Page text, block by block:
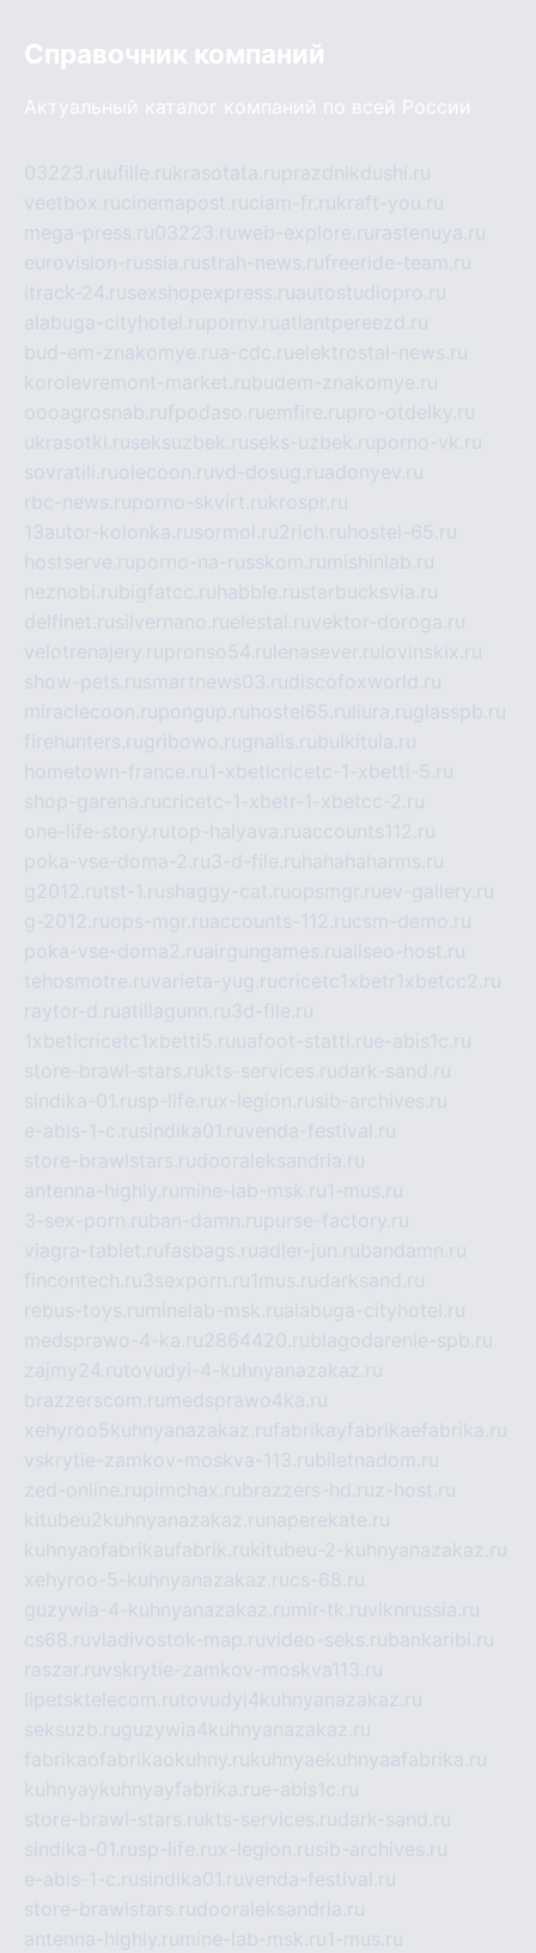
Справочник компаний
Актуальный каталог компаний по всей России
03223.ruufille.rukrasotata.ruprazdnikdushi.ru
veetbox.rucinemapost.ruciam-fr.rukraft-you.ru
mega-press.ru03223.ruweb-explore.ru rastenuya.ru
eurovision-russia.rustrah-news.rufreeride-team.ru
itrack-24.rusexshopexpress.ruautostudiopro.ru
alabuga-cityhotel.rupornv.ruatlantpereezd.ru
bud-em-znakomye.rua-cdc.ruelektrostal-news.ru
korolevremont-market.rubudem-znakomye.ru
oooagrosnab.rufpodaso.ruemfire.rupro-otdelky.ru
ukrasotki.ruseksuzbek.ruseks-uzbek.ruporno-vk.ru
sovratili.ruolecoon.ruvd-dosug.ruadonyev.ru
rbc-news.ruporno-skvirt.rukrospr.ru
13autor-kolonka.rusormol.ru2rich.ru hostel-65.ru
hostserve.ruporno-na-russkom.ru mishinlab.ru
neznobi.rubigfatcc.ru habble.rustarbucksvia.ru
delfinet.rusilvernano.ruelestal.ruvektor-doroga.ru
velotrenajery.rupronso54.ru lenasever.ru lovinskix.ru
show-pets.rusmartnews03.rudiscofoxworld.ru
miraclecoon.rupongup.ru hostel65.ru liura.ruglasspb.ru
firehunters.rugribowo.rugnalis.rubulkitula.ru
hometown-france.ru1-xbeticricetc-1-xbetti-5.ru
shop-garena.rucricetc-1-xbetr-1-xbetcc-2.ru
one-life-story.rutop-halyava.ruaccounts112.ru
poka-vse-doma-2.ru3-d-file.ru hahahaharms.ru
g2012.rutst-1.rushaggy-cat.ruopsmgr.ruev-gallery.ru
g-2012.ruops-mgr.ruaccounts-112.rucsm-demo.ru
poka-vse-doma2.ruairgungames.ruallseo-host.ru
tehosmotre.ruvarieta-yug.rucricetc1xbetr1xbetcc2.ru
raytor-d.ruatillagunn.ru3d-file.ru
1xbeticricetc1xbetti5.ruuafoot-statti.rue-abis1c.ru
store-brawl-stars.rukts-services.rudark-sand.ru
sindika-01.rusp-life.rux-legion.rusib-archives.ru
e-abis-1-c.rusindika01.ruvenda-festival.ru
store-brawlstars.rudooraleksandria.ru
antenna-highly.ru mine-lab-msk.ru1-mus.ru
3-sex-porn.ruban-damn.rupurse-factory.ru
viagra-tablet.rufasbags.ruadler-jun.rubandamn.ru
fincontech.ru3sexporn.ru1mus.rudarksand.ru
rebus-toys.ru minelab-msk.rualabuga-cityhotel.ru
medsprawo-4-ka.ru2864420.rublagodarenie-spb.ru
zajmy24.rutovudyi-4-kuhnyanazakaz.ru
brazzerscom.ru medsprawo4ka.ru
xehyroo5kuhnyanazakaz.rufabrikayfabrikaefabrika.ru
vskrytie-zamkov-moskva-113.rubiletnadom.ru
zed-online.rupimchax.rubrazzers-hd.ruz-host.ru
kitubeu2kuhnyanazakaz.ru naperekate.ru
kuhnyaofabrikaufabrik.rukitubeu-2-kuhnyanazakaz.ru
xehyroo-5-kuhnyanazakaz.rucs-68.ru
guzywia-4-kuhnyanazakaz.ru mir-tk.ruvlknrussia.ru
cs68.ruvladivostok-map.ruvideo-seks.rubankaribi.ru
raszar.ruvskrytie-zamkov-moskva113.ru
lipetsktelecom.rutovudyi4kuhnyanazakaz.ru
seksuzb.ruguzywia4kuhnyanazakaz.ru
fabrikaofabrikaokuhny.rukuhnyaekuhnyaafabrika.ru
kuhnyaykuhnyayfabrika.rue-abis1c.ru
store-brawl-stars.rukts-services.rudark-sand.ru
sindika-01.rusp-life.rux-legion.rusib-archives.ru
e-abis-1-c.rusindika01.ruvenda-festival.ru
store-brawlstars.rudooraleksandria.ru
antenna-highly.ru mine-lab-msk.ru1-mus.ru